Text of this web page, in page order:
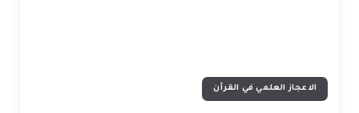
الاعجاز العلمي في القرآن